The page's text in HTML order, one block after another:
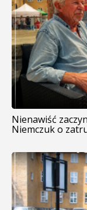
Nienawiść
Niemczuk o